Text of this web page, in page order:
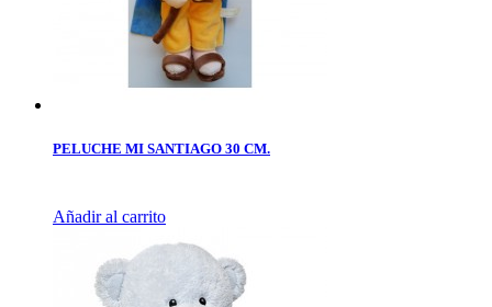
PELUCHE MI SANTIAGO 30 CM.
Añadir al carrito